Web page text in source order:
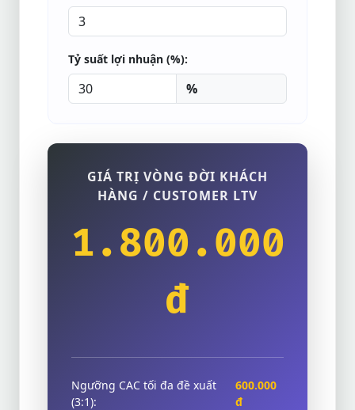
Tỷ suất lợi nhuận (%):
%
GIÁ TRỊ VÒNG ĐỜI KHÁCH
HÀNG / CUSTOMER LTV
1.800.000
đ
Ngưỡng CAC tối đa đề xuất
(3:1):
600.000
đ